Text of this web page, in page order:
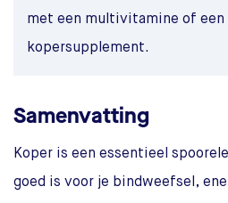
met een multivitamine of een
kopersupplement.
Samenvatting
Koper is een essentieel
goed is voor je bindweefsel,